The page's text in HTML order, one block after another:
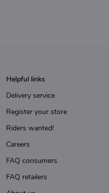
Helpful links
Delivery service
Register your store
Riders wanted!
Careers
FAQ consumers
FAQ retailers